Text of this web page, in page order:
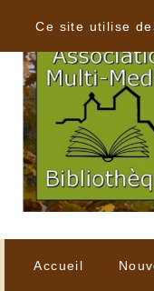
Accueil
Ce site utilise